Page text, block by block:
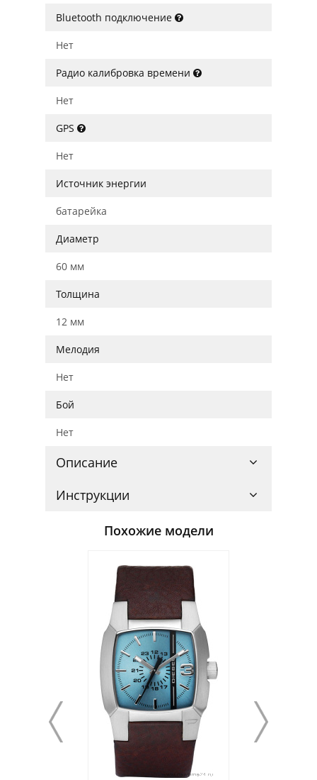
Bluetooth подключение
Нет
Радио калибровка времени
Нет
GPS
Нет
Источник энергии
батарейка
Диаметр
60 мм
Толщина
12 мм
Мелодия
Нет
Бой
Нет
Описание
Инструкции
Похожие модели